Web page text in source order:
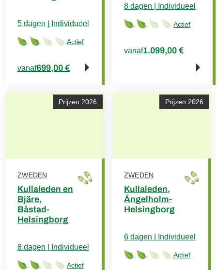
Actief
5 dagen | Individueel
vanaf699,00 €
Actief
8 dagen | Individueel
vanaf1.099,00 €
Prijzen 2026
ZWEDEN
Kullaleden en
Bjäre,
Båstad-
Helsingborg
Actief
8 dagen | Individueel
Prijzen 2026
ZWEDEN
Kullaleden,
Ängelholm-
Helsingborg
Actief
6 dagen | Individueel